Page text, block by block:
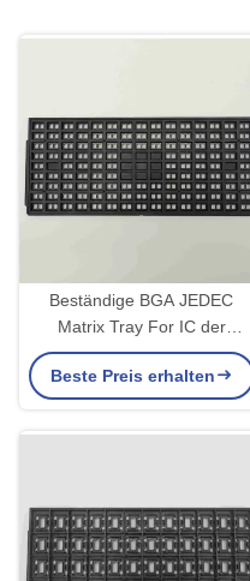
Beständige BGA JEDEC
Matrix Tray For IC der
stabilen hohen Temperatur
Beste Preis erhalten